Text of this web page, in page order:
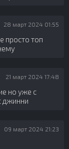
28 март 2024 01:55
просто топ
21 март 2024 17:48
но уже с
джинни
09 март 2024 21:23